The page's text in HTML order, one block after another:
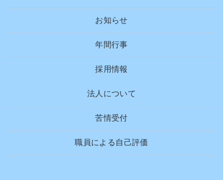
お知らせ
年間行事
採用情報
法人について
苦情受付
職員による自己評価